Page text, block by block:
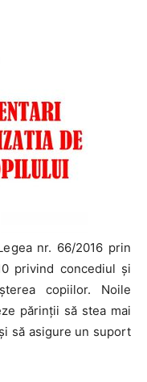
nr. 66/2016 prin
privind concediul şi
copiilor. Noile
părinţii să stea mai
să asigure un suport